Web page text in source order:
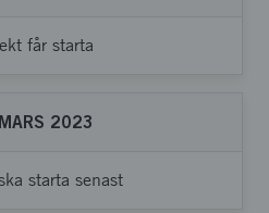
får starta
MARS 2023
starta senast